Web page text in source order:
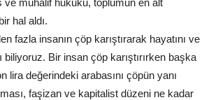
hal aldı.
fazla insanın çöp karıştırarak hayatını ve
biliyoruz. Bir insan çöp karıştırırken başka
lira değerindeki arabasını çöpün yanı
faşizan ve kapitalist düzeni ne kadar